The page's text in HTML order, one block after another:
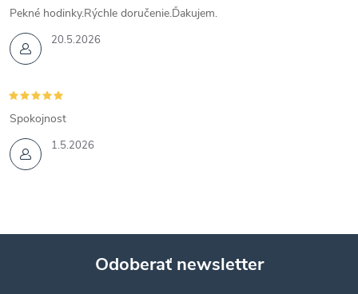
20.5.2026
Pekné hodinky.Rýchle doručenie.Ďakujem.
1.5.2026
Spokojnost
Odoberať newsletter